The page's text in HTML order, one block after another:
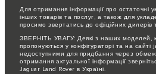
Для отримання інформації про остаточні
інших товарів та послуг, а також для
просимо звертатись до офіційних дилерів
ЗВЕРНІТЬ УВАГУ: Деякі з наших моделей,
пропонуються у конфігураторі та на сайті
недоступними для придбання через
отримання актуальної інформації
Jaguar Land Rover в Україні.